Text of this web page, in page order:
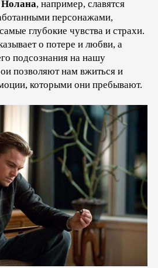
, например, славятся
персонажами,
глубокие чувства и страхи.
о потере и любви, а
подсознания на нашу
позволяют нам вжиться и
которыми они пребывают.